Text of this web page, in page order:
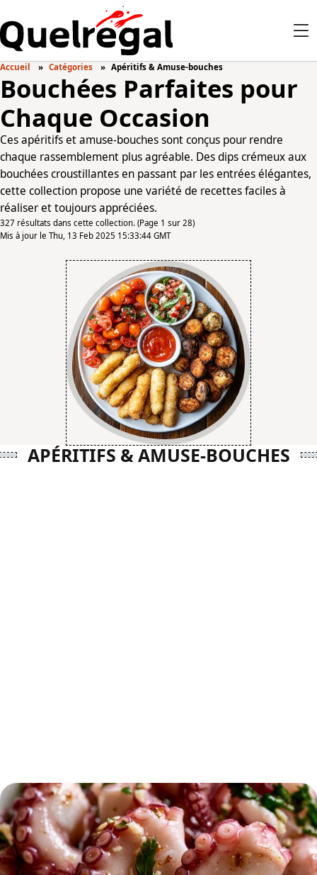
Accueil Catégories Apéritifs & Amuse-bouches
Bouchées Parfaites pour
Chaque Occasion
Ces apéritifs et amuse-bouches sont conçus pour rendre
chaque rassemblement plus agréable. Des dips crémeux aux
bouchées croustillantes en passant par les entrées élégantes,
cette collection propose une variété de recettes faciles à
réaliser et toujours appréciées.
327 résultats dans cette collection. (Page 1 sur 28)
Mis à jour le Thu, 13 Feb 2025 15:33:44 GMT
APÉRITIFS & AMUSE-BOUCHES